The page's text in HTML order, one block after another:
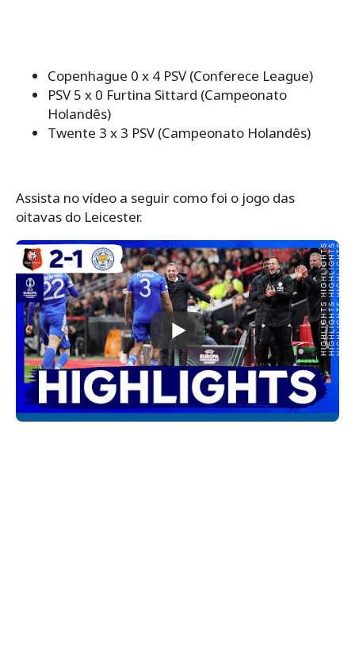
Copenhague 0 x 4 PSV (Conferece League)
PSV 5 x 0 Furtina Sittard (Campeonato
Holandês)
Twente 3 x 3 PSV (Campeonato Holandês)
Assista no vídeo a seguir como foi o jogo das
oitavas do Leicester.